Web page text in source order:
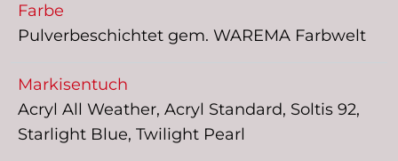
Farbe
Pulverbeschichtet gem. WAREMA Farbwelt
Markisentuch
Acryl All Weather, Acryl Standard, Soltis 92,
Starlight Blue, Twilight Pearl